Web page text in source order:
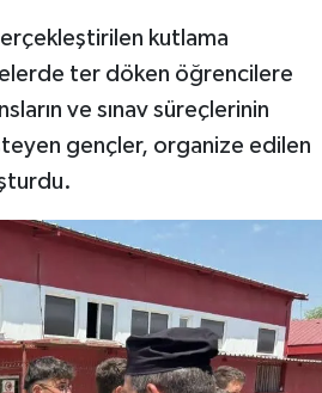
kutlama
ter döken öğrencilere
ve sınav süreçlerinin
gençler, organize edilen